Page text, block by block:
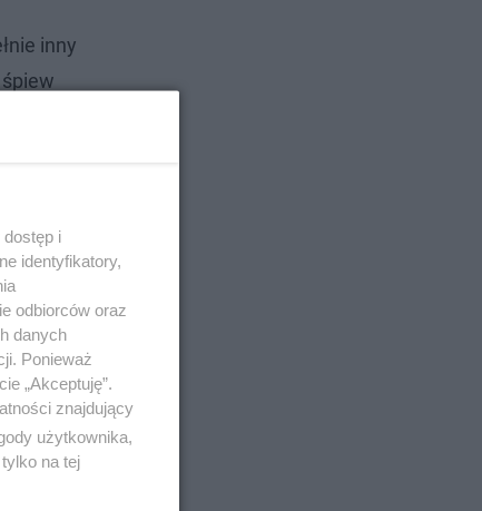
inny
i
identyfikatory,
odbiorców oraz
danych
Ponieważ
„Akceptuję”.
znajdujący
użytkownika,
na tej